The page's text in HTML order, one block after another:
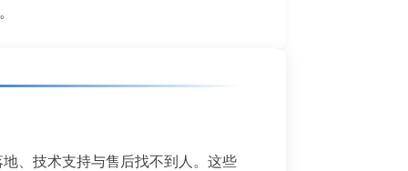
、技术支持与售后找不到人。这些